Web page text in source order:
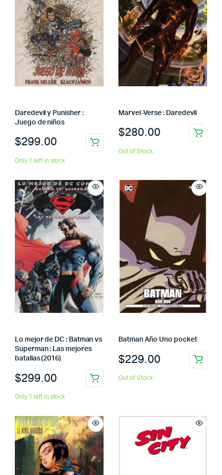
Daredevil y Punisher :
Juego de niños
$299.00
Only 1 left in stock
Marvel-Verse : Daredevil
$280.00
Out of Stock
Lo mejor de DC : Batman vs
Superman : Las mejores
batallas (2016)
$299.00
Only 1 left in stock
Batman Año Uno pocket
$229.00
Out of Stock